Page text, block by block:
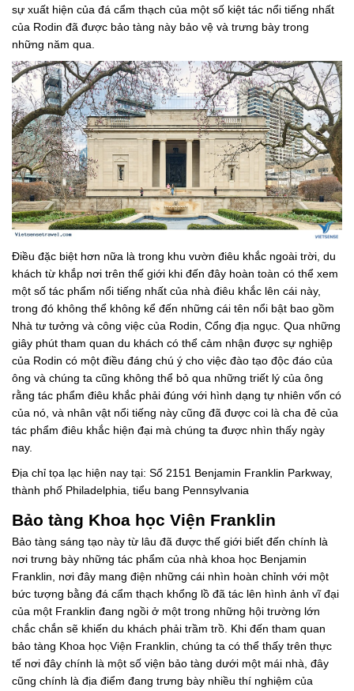
sự xuất hiện của đá cẩm thạch của một số kiệt tác nổi tiếng nhất
của Rodin đã được bảo tàng này bảo vệ và trưng bày trong
những năm qua.
Điều đặc biệt hơn nữa là trong khu vườn điêu khắc ngoài trời, du
khách từ khắp nơi trên thế giới khi đến đây hoàn toàn có thể xem
một số tác phẩm nổi tiếng nhất của nhà điêu khắc lên cái này,
trong đó không thể không kể đến những cái tên nổi bật bao gồm
Nhà tư tưởng và công việc của Rodin, Cổng địa ngục. Qua những
giây phút tham quan du khách có thể cảm nhận được sự nghiệp
của Rodin có một điều đáng chú ý cho việc đào tạo độc đáo của
ông và chúng ta cũng không thể bỏ qua những triết lý của ông
rằng tác phẩm điêu khắc phải đúng với hình dạng tự nhiên vốn có
của nó, và nhân vật nổi tiếng này cũng đã được coi là cha đẻ của
tác phẩm điêu khắc hiện đại mà chúng ta được nhìn thấy ngày
nay.
Địa chỉ tọa lạc hiện nay tại: Số 2151 Benjamin Franklin Parkway,
thành phố Philadelphia, tiểu bang Pennsylvania
Bảo tàng Khoa học Viện Franklin
Bảo tàng sáng tạo này từ lâu đã được thế giới biết đến chính là
nơi trưng bày những tác phẩm của nhà khoa học Benjamin
Franklin, nơi đây mang điện những cái nhìn hoàn chỉnh với một
bức tượng bằng đá cẩm thạch khổng lồ đã tác lên hình ảnh vĩ đại
của một Franklin đang ngồi ở một trong những hội trường lớn
chắc chắn sẽ khiến du khách phải trầm trồ. Khi đến tham quan
bảo tàng Khoa học Viện Franklin, chúng ta có thể thấy trên thực
tế nơi đây chính là một số viện bảo tàng dưới một mái nhà, đây
cũng chính là địa điểm đang trưng bày nhiều thí nghiệm của